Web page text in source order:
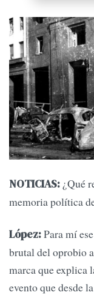
NOTICIAS: ¿Qué
memoria política
López:Para mí
brutal del oprobio
marca que explica
evento que desde